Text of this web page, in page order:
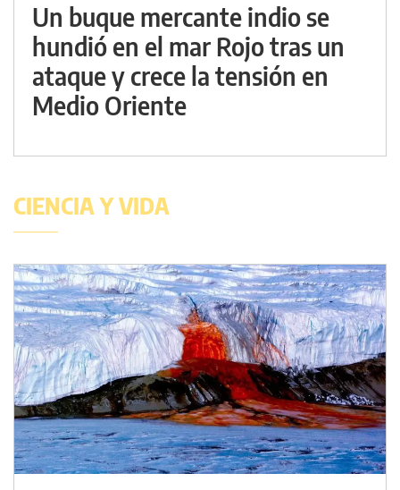
Un buque mercante indio se
hundió en el mar Rojo tras un
ataque y crece la tensión en
Medio Oriente
CIENCIA Y VIDA